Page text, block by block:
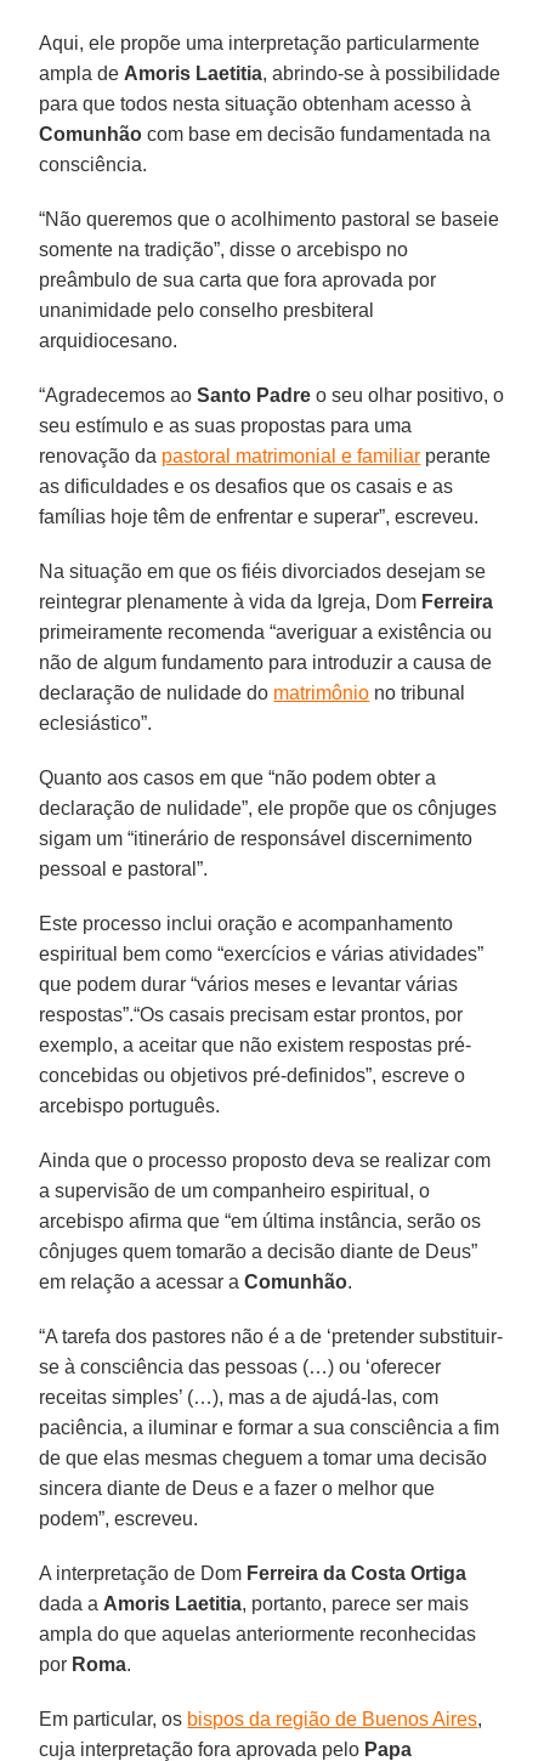
Aqui, ele propõe uma interpretação particularmente
ampla de Amoris Laetitia, abrindo-se à possibilidade
para que todos nesta situação obtenham acesso à
Comunhão com base em decisão fundamentada na
consciência.
“Não queremos que o acolhimento pastoral se baseie
somente na tradição”, disse o arcebispo no
preâmbulo de sua carta que fora aprovada por
unanimidade pelo conselho presbiteral
arquidiocesano.
“Agradecemos aoSanto Padre o seu olhar positivo, o
seu estímulo e as suas propostas para uma
renovação da pastoral matrimonial e familiar perante
as dificuldades e os desafios que os casais e as
famílias hoje têm de enfrentar e superar”, escreveu.
Na situação em que os fiéis divorciados desejam se
reintegrar plenamente à vida da Igreja, Dom Ferreira
primeiramente recomenda “averiguar a existência ou
não de algum fundamento para introduzir a causa de
declaração de nulidade do matrimônio no tribunal
eclesiástico”.
Quanto aos casos em que “não podem obter a
declaração de nulidade”, ele propõe que os cônjuges
sigam um “itinerário de responsável discernimento
pessoal e pastoral”.
Este processo inclui oração e acompanhamento
espiritual bem como “exercícios e várias atividades”
que podem durar “vários meses e levantar várias
respostas”.“Os casais precisam estar prontos, por
exemplo, a aceitar que não existem respostas pré-
concebidas ou objetivos pré-definidos”, escreve o
arcebispo português.
Ainda que o processo proposto deva se realizar com
a supervisão de um companheiro espiritual, o
arcebispo afirma que “em última instância, serão os
cônjuges quem tomarão a decisão diante de Deus”
em relação a acessar aComunhão.
“A tarefa dos pastores não é a de ‘pretender substituir-
se à consciência das pessoas (…) ou ‘oferecer
receitas simples’ (…), mas a de ajudá-las, com
paciência, a iluminar e formar a sua consciência a fim
de que elas mesmas cheguem a tomar uma decisão
sincera diante de Deus e a fazer o melhor que
podem”, escreveu.
A interpretação de Dom Ferreira da Costa Ortiga
dada a Amoris Laetitia, portanto, parece ser mais
ampla do que aquelas anteriormente reconhecidas
por Roma.
Em particular, os bispos da região de Buenos Aires,
cuja interpretação fora aprovada pelo Papa